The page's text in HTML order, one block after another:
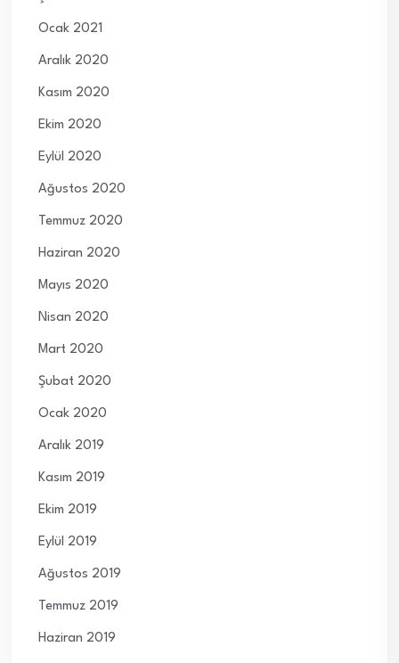
Ocak 2021
Aralık 2020
Kasım 2020
Ekim 2020
Eylül 2020
Ağustos 2020
Temmuz 2020
Haziran 2020
Mayıs 2020
Nisan 2020
Mart 2020
Şubat 2020
Ocak 2020
Aralık 2019
Kasım 2019
Ekim 2019
Eylül 2019
Ağustos 2019
Temmuz 2019
Haziran 2019